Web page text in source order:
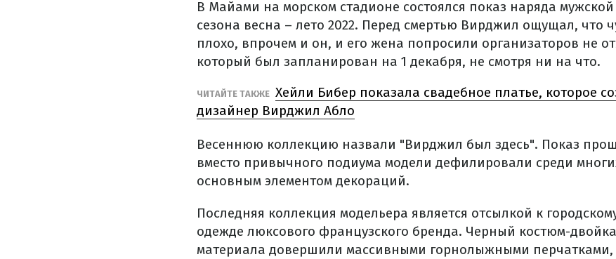
В Майами на морском стадионе состоялся показ наряда
сезона весна – лето 2022. Перед смертью Вирджил ощущал, что
плохо, впрочем и он, и его жена попросили организаторов не
который был запланирован на 1 декабря, не смотря ни на что.
ЧИТАЙТЕ ТАКЖЕ Хейли Бибер показала свадебное платье, которое
дизайнер Вирджил Абло
Весеннюю коллекцию назвали "Вирджил был здесь". Показ
вместо привычного подиума модели дефилировали среди
основным элементом декораций.
Последняя коллекция модельера является отсылкой к
одежде люксового французского бренда. Черный костюм-
материала довершили массивными горнолыжными перчатками,